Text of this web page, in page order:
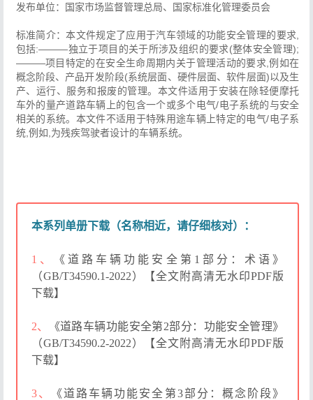
发布单位：国家市场监督管理总局、国家标准化管理委员会
标准简介：本文件规定了应用于汽车领域的功能安全管理的要求,
包括:———独立于项目的关于所涉及组织的要求(整体安全管理);
———项目特定的在安全生命周期内关于管理活动的要求,例如在
概念阶段、产品开发阶段(系统层面、硬件层面、软件层面)以及生
产、运行、服务和报废的管理。本文件适用于安装在除轻便摩托
车外的量产道路车辆上的包含一个或多个电气/电子系统的与安全
相关的系统。本文件不适用于特殊用途车辆上特定的电气/电子系
统,例如,为残疾驾驶者设计的车辆系统。
本系列单册下载（名称相近，请仔细核对）：
1、
《道路车辆功能安全第1部分：术语》
（GB/T34590.1-2022）【全文附高清无水印PDF版
下载】
2、
《道路车辆功能安全第2部分：功能安全管理》
（GB/T34590.2-2022）【全文附高清无水印PDF版
下载】
3、
《道路车辆功能安全第3部分：概念阶段》